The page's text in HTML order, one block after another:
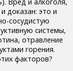
доказан: это и
сосудистую
системы,
отравление
горения.
факторов?